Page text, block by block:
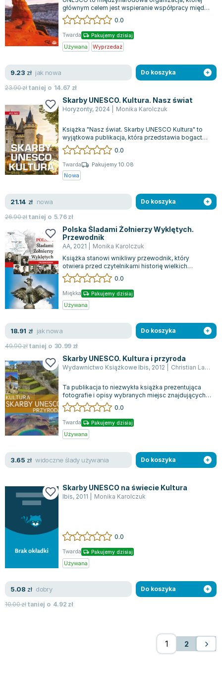
głównym celem jest wspieranie współpracy między
krajami w dziedzinach takich jak kult...
0.0
Twarda Pakujemy dzisiaj
Używana Wyprzedaż
9.23 zł jak nowa
23.90złtaniej o 14.67 zł
Do koszyka
Skarby UNESCO. Kultura. Nasz świat
Horyzonty, 2024 Monika Karolczuk
Książka "Nasz świat. Skarby UNESCO Kultura" to
wyjątkowa publikacja, która przedstawia bogactwo
i różnorodność światowego dziedzic...
0.0
Twarda
Pakujemy 10.08
Nowa
21.14 zł nowa
26.90złtaniej o 5.76zł
Do koszyka
Polska Śladami Żołnierzy Wyklętych.
Przewodnik
AA, 2021
Monika Karolczuk
Książka stanowi wnikliwy przewodnik, który
otwiera przed czytelnikami historię wielkich
bohaterów polskiego podziemia, ujmując ich...
0.0
Miękka Pakujemy dzisiaj
Używana
18.91 zł jak nowa
49.90złtaniej o 30.99 zł
Do koszyka
Skarby UNESCO. Kultura i przyroda
Wydawnictwo Książkowe Ibis, 2012 Christian Lause
Ta publikacja to niezwykła książka prezentująca
fotografie i opisy wybranych miejsc znajdujących
się na Liście światowego dziedzic...
0.0
Twarda Pakujemy dzisiaj
Używana
3.65 zł widoczne ślady używania Do koszyka
Skarby UNESCO na świecie Kultura
Ibis, 2011 Monika Karolczuk
0.0
Twarda Pakujemy dzisiaj
Używana
5.08 zł dobry
10.00złtaniej o 4.92 zł
Do koszyka
2